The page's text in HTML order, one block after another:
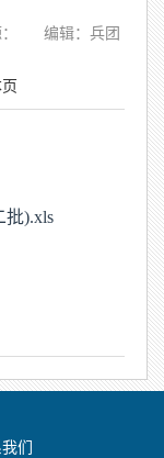
编辑：兵团
批).xls
们